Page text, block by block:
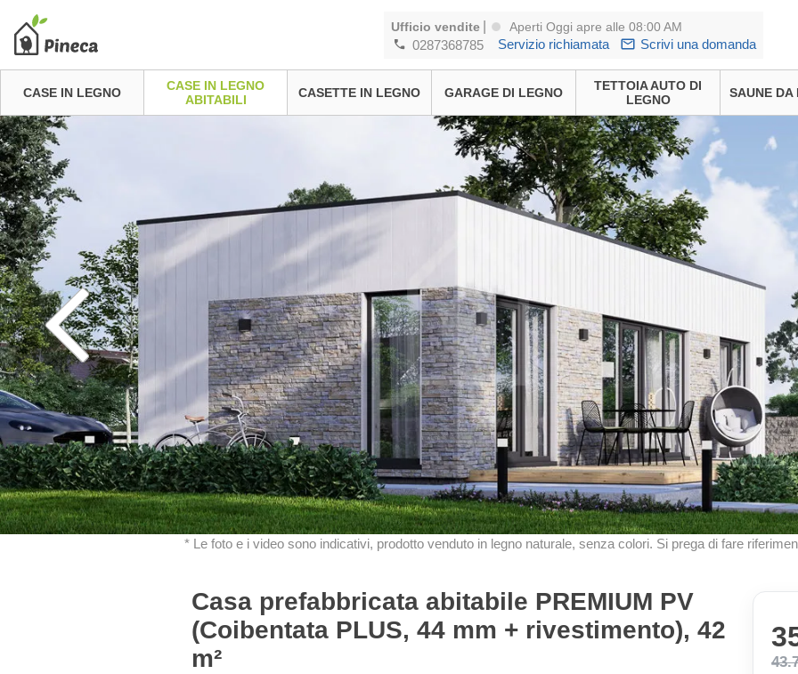
Ufficio vendite Aperti Oggi apre alle 08:00 AM
0287368785 Servizio richiamata Scrivi una domanda
CASE IN LEGNO
CASE IN LEGNO
ABITABILI
CASETTE IN LEGNO GARAGE DI LEGNO
TETTOIA AUTO DI
LEGNO
SAUNE DA
* Le foto e i video sono indicativi, prodotto venduto in legno naturale, senza colori. Si prega di fare
Casa prefabbricata abitabile PREMIUM PV
(Coibentata PLUS, 44 mm + rivestimento), 42
m²